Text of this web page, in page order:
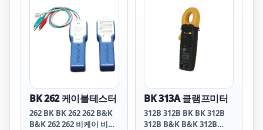
BK 262 케이블테스터
262 BK BK 262 262 B&K
B&K 262 262 비케이 비케
BK 313A 클램프미터
312B 312B BK BK 312B
312B B&K B&K 312B